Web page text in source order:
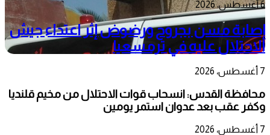
6 أغسطس، 2026
إصابة مسن بجروح ورضوض إثر اعتداء جيش
الاحتلال عليه في ترمسعيا
7 أغسطس، 2026
محافظة القدس: انسحاب قوات الاحتلال من مخيم قلنديا
وكفر عقب بعد عدوان استمر يومين
7 أغسطس، 2026